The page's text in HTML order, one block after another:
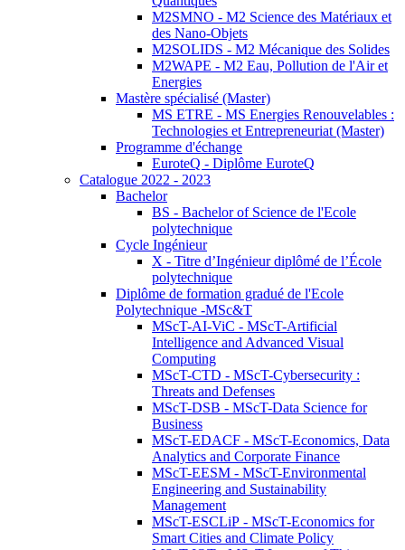
M2SMNO - M2 Science des Matériaux et
des Nano-Objets
M2SOLIDS - M2 Mécanique des Solides
M2WAPE - M2 Eau, Pollution de l'Air et
Energies
Mastère spécialisé (Master)
MS ETRE - MS Energies Renouvelables :
Technologies et Entrepreneuriat (Master)
Programme d'échange
EuroteQ - Diplôme EuroteQ
Catalogue 2022 - 2023
Bachelor
BS - Bachelor of Science de l'Ecole
polytechnique
Cycle Ingénieur
X - Titre d’Ingénieur diplômé de l’École
polytechnique
Diplôme de formation gradué de l'Ecole
Polytechnique -MSc&T
MScT-AI-ViC - MScT-Artificial
Intelligence and Advanced Visual
Computing
MScT-CTD - MScT-Cybersecurity :
Threats and Defenses
MScT-DSB - MScT-Data Science for
Business
MScT-EDACF - MScT-Economics, Data
Analytics and Corporate Finance
MScT-EESM - MScT-Environmental
Engineering and Sustainability
Management
MScT-ESCLiP - MScT-Economics for
Smart Cities and Climate Policy